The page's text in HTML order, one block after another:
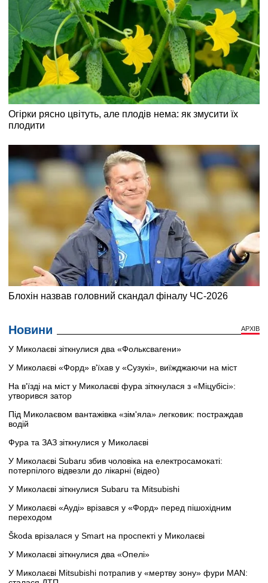
Новини АРХІВ
У Миколаєві зіткнулися два «Фольксвагени»
У Миколаєві «Форд» в'їхав у «Сузукі», виїжджаючи на міст
На в'їзді на міст у Миколаєві фура зіткнулася з «Міцубісі»:
утворився затор
Під Миколаєвом вантажівка «зім'яла» легковик: постраждав
водій
Фура та ЗАЗ зіткнулися у Миколаєві
У Миколаєві Subaru збив чоловіка на електросамокаті:
потерпілого відвезли до лікарні (відео)
У Миколаєві зіткнулися Subaru та Mitsubishi
У Миколаєві «Ауді» врізався у «Форд» перед пішохідним
переходом
Škoda врізалася у Smart на проспекті у Миколаєві
У Миколаєві зіткнулися два «Опелі»
У Миколаєві Mitsubishi потрапив у «мертву зону» фури MAN: